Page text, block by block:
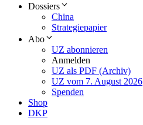
Dossiers
China
Strategiepapier
Abo
UZ abonnieren
Anmelden
UZ als PDF (Archiv)
UZ vom 7. August 2026
Spenden
Shop
DKP